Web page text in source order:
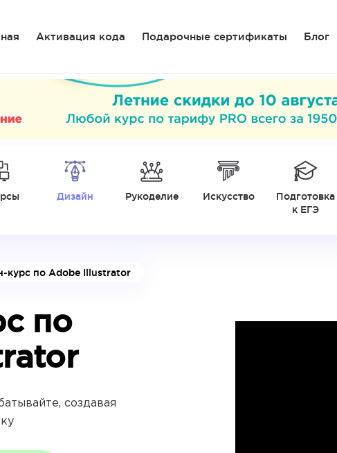
Активация кода Подарочные сертификаты Блог
Дизайн Рукоделие Искусство
Подготовка
к ЕГЭ
курс по Adobe Illustrator
по
создавая